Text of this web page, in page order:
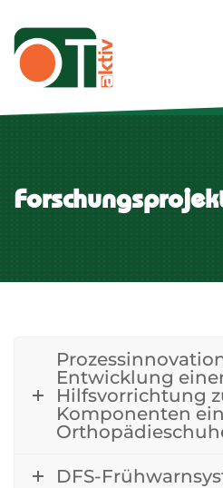
Entwicklung
Hilfsvorrichtung
Komponenten
DFS-